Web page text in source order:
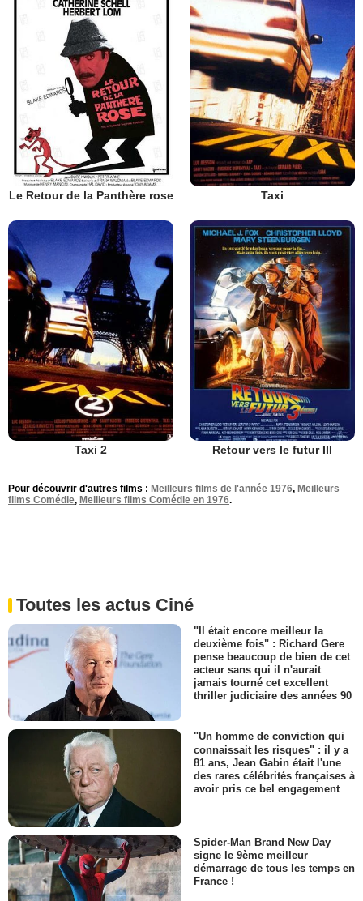
Le Retour de la Panthère rose Taxi
Taxi 2 Retour vers le futur III
Pour découvrir d'autres films : Meilleurs films de l'année 1976, Meilleurs
films Comédie, Meilleurs films Comédie en 1976.
Toutes les actus Ciné
"Il était encore meilleur la
deuxième fois" : Richard Gere
pense beaucoup de bien de cet
acteur sans qui il n'aurait
jamais tourné cet excellent
thriller judiciaire des années 90
"Un homme de conviction qui
connaissait les risques" : il y a
81 ans, Jean Gabin était l'une
des rares célébrités françaises à
avoir pris ce bel engagement
Spider-Man Brand New Day
signe le 9ème meilleur
démarrage de tous les temps en
France !